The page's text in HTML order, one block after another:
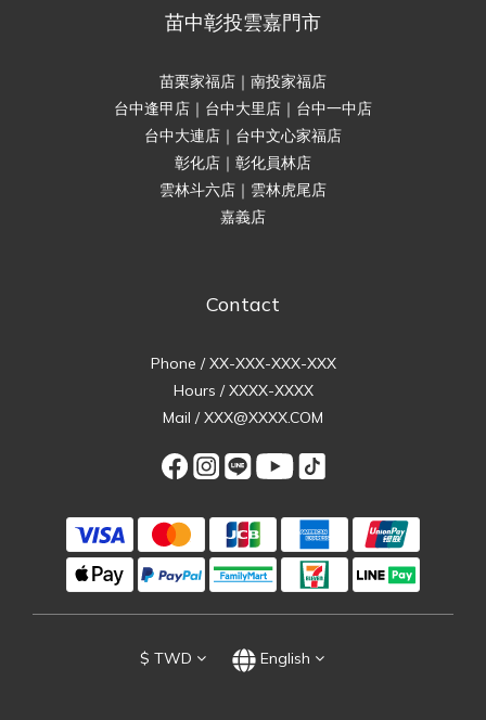
苗中彰投雲嘉門市
苗栗家福店｜南投家福店
台中逢甲店｜台中大里店｜台中一中店
台中大連店｜台中文心家福店
彰化店｜彰化員林店
雲林斗六店｜雲林虎尾店
嘉義店
Contact
Phone / XX-XXX-XXX-XXX
Hours / XXXX-XXXX
Mail / XXX@XXXX.COM
$ TWD English